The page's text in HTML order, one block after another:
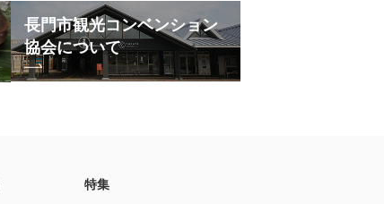
長門市観光コンベンション
協会について
特集